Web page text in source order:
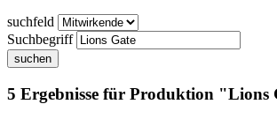
suchfeld
Suchbegriff
suchen
5 Ergebnisse für Produktion "Lions